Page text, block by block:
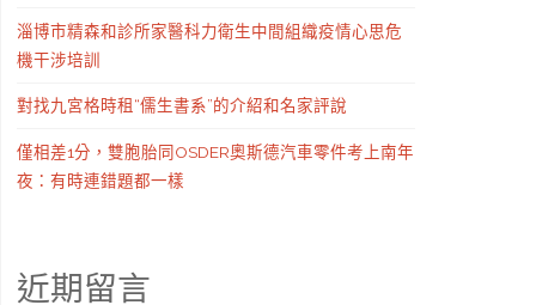
淄博市精森和診所家醫科力衛生中間組織疫情心思危
機干涉培訓
對找九宮格時租“儒生書系”的介紹和名家評說
僅相差1分，雙胞胎同OSDER奧斯德汽車零件考上南年
夜：有時連錯題都一樣
近期留言